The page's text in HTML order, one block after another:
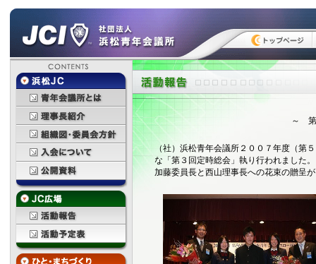
～
（社）浜松青年会議所２００７年度（第
な「第３回定時総会」執り行われました
加藤委員長と西山理事長への花束の贈呈